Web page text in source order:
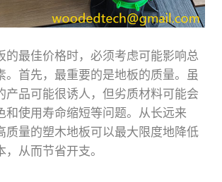
的最佳价格时，必须考虑可能影响总
。首先，最重要的是地板的质量。虽
产品可能很诱人，但劣质材料可能会
和使用寿命缩短等问题。从长远来
质量的塑木地板可以最大限度地降低
从而节省开支。